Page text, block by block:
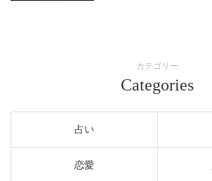
カテゴリー
Categories
占い
恋愛